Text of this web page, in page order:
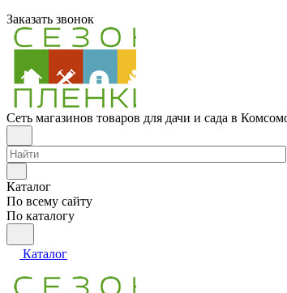
Заказать звонок
Сеть магазинов товаров для дачи и сада в
Каталог
По всему сайту
По каталогу
Каталог